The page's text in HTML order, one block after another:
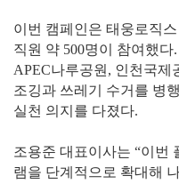
이번 캠페인은 태웅로직
직원 약 500명이 참여했
APEC나루공원, 인천국제
조깅과 쓰레기 수거를 병
실천 의지를 다졌다.
조용준 대표이사는 “이번
램을 단계적으로 확대해